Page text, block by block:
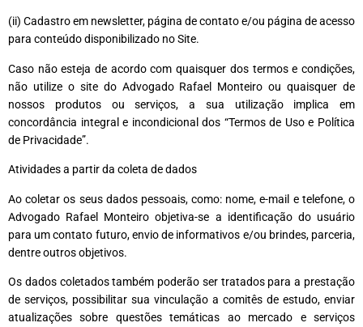
(ii) Cadastro em newsletter, página de contato e/ou página de acesso
para conteúdo disponibilizado no Site.
Caso não esteja de acordo com quaisquer dos termos e condições,
não utilize o site do Advogado Rafael Monteiro ou quaisquer de
nossos produtos ou serviços, a sua utilização implica em
concordância integral e incondicional dos “Termos de Uso e Política
de Privacidade”.
Atividades a partir da coleta de dados
Ao coletar os seus dados pessoais, como: nome, e-mail e telefone, o
Advogado Rafael Monteiro objetiva-se a identificação do usuário
para um contato futuro, envio de informativos e/ou brindes, parceria,
dentre outros objetivos.
Os dados coletados também poderão ser tratados para a prestação
de serviços, possibilitar sua vinculação a comitês de estudo, enviar
atualizações sobre questões temáticas ao mercado e serviços